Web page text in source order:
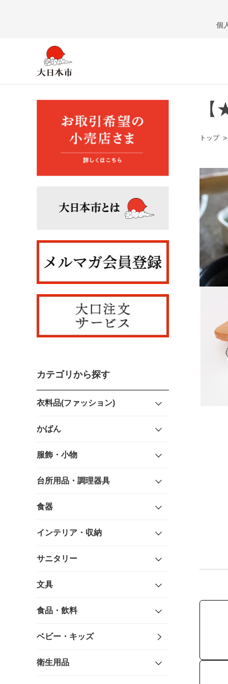
個
カテゴリから探す
衣料品(ファッション)
かばん
服飾・小物
台所用品・調理器具
食器
インテリア・収納
サニタリー
文具
食品・飲料
ベビー・キッズ
衛生用品
トップ